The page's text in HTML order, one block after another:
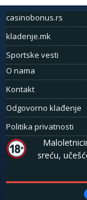
casinobonus.rs
kladenje.mk
Sportske vesti
O nama
Kontakt
Odgovorno klađenje
Politika privatnosti
sreću,